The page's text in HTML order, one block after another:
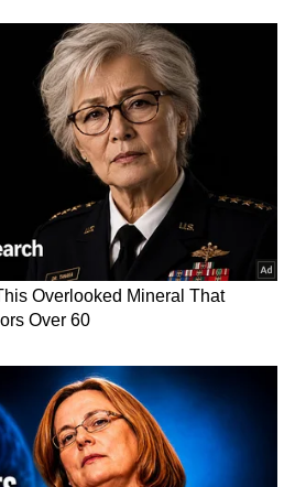
ಈ ಸಮಸ್ಯೆಯನ್ನು ಬಗೆಹರಿಸಲು
ಅಗತ್ಯವಿತ್ತು.
asianet suvarna news ಅನ್ನು
ಮಾಡಿಕೊಳ್ಳಿ